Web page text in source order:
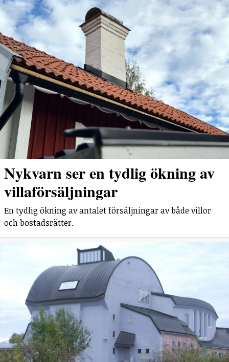
Nykvarn ser en tydlig ökning av
villaförsäljningar
En tydlig ökning av antalet försäljningar av både villor
och bostadsrätter.